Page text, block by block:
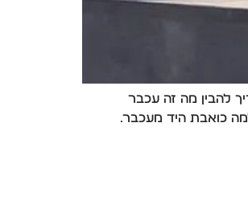
להבין מה זה עכבר
כואבת היד מעכבר.